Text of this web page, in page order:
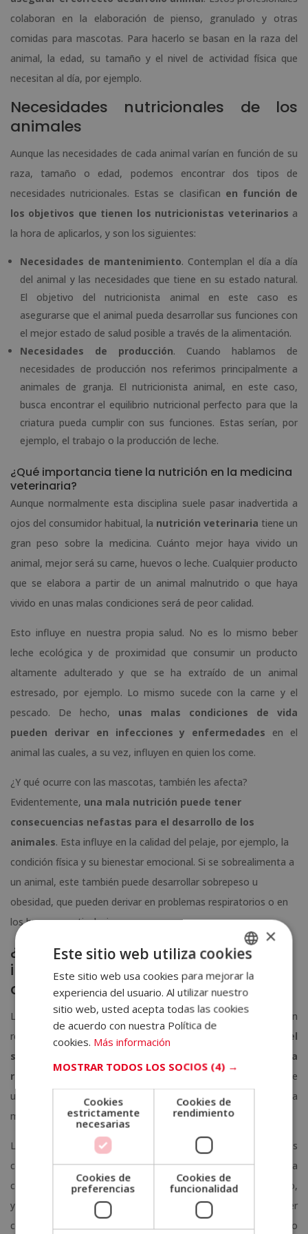
colaboran en la elaboración de pienso, granulado y otras
comidas para mascotas. Para hacerlo se basan en la raza del
animal, la edad, su tamaño y el nivel de actividad física que
necesitan al día, por ejemplo.
Necesidades nutricionales de los
animales
Aunque las necesidades de cada animal varían en función de su
raza, tamaño o edad, podemos encontrar dos tipos de
necesidades nutricionales. Estas se clasifican en función de
los objetivos que tienen los nutricionistas veterinarios a
la hora de aplicarlos, y son los siguientes:
Necesidades de mantenimiento. Contemplan el día a día
del animal y las necesidades que tiene en su estado natural.
El objetivo del nutricionista animal en este caso es
asegurarse que el animal pueda desarrollar sus funciones con
el mejor estado de salud posible a través de la alimentación.
Necesidades de producción. Cuando hablamos de
necesidades de producción nos referimos principalmente a
animales de granja. El nutricionista animal, en este caso,
busca encontrar el equilibrio nutricional perfecto para que la
criatura pueda cumplir con sus funciones. Estas serían, por
ejemplo, el trabajo o la producción de leche.
¿Qué importancia tiene la nutrición en la medicina
veterinaria?
Aunque normalmente esta disciplina suele pasar inadvertida a
ojos del consumidor habitual, la nutrición veterinaria tiene un
gran peso sobre la medicina. Cuánto mejor haya vivido un
animal, mejor será su carne, huevos o leche. Cualquier producto
que se elabora a partir de un animal malnutrido o que haya
vivido en unas malas condiciones será de peor calidad.
Esto influye en nuestra propia salud. No es lo mismo beber
leche ecológica y de proximidad que consumir un producto
altamente adulterado y que se ha extraído de un animal
estresado, por ejemplo. Lo mismo sucede con la carne y el
pescado. De hecho, unas malas condiciones de vida
pueden derivar en infecciones y enfermedades en el
animal las cuales, a su vez, influyen en quien los come.
¿Y qué ocurre con las mascotas, también les afecta?
Evidentemente, una mala nutrición puede tener
consecuencias nefastas para el desarrollo de los
animales. Esta influye en la calidad del pelaje, por ejemplo, la
condición física y su bienestar emocional. Si se sobrealimenta a
un animal, este también puede desarrollar sobrepeso u
obesidad, que pueden derivar en problemas respiratorios o en
los huesos y articulaciones.
¿Cuáles son los sistemas que
intervienen en la nutrición de los
animales?
La obtención de nutrientes por parte de los animales suelen
requerir de la intervención de 4 procesos principales:
el
sistema digestivo, el sistema circulatorio, el sistema
respiratorio y, finalmente, el sistema excretor
. Se trata de
un reparto prácticamente universal que comparte la inmensa
mayoría de los animales.
La variación la encontramos, no obstante, en los órganos
concretos que forman parte de cada uno de estos sistemas. La
composición de una cangrejo es muy distinta de la de un perro,
y el sistema digestivo de una vaca poco o nada tiene qué ver
con el de una mosca. Cuando elaboremos un plan dietético
SPANISH
PORTUGUESE
×
Este sitio web utiliza cookies
Este sitio web usa cookies para mejorar la
experiencia del usuario. Al utilizar nuestro
sitio web, usted acepta todas las cookies
de acuerdo con nuestra Política de
cookies. Más información
MOSTRAR TODOS LOS SOCIOS (4) →
Cookies
estrictamente
necesarias
Cookies de
rendimiento
Cookies de
preferencias
Cookies de
funcionalidad